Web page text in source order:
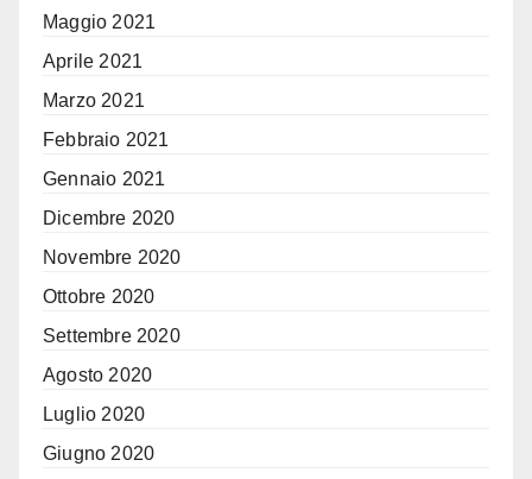
Maggio 2021
Aprile 2021
Marzo 2021
Febbraio 2021
Gennaio 2021
Dicembre 2020
Novembre 2020
Ottobre 2020
Settembre 2020
Agosto 2020
Luglio 2020
Giugno 2020